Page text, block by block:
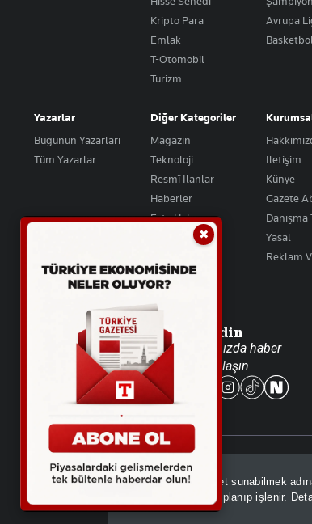
Sizlere daha iyi hizmet sunabilmek
GDPR kapsamında toplanıp işlenir.
Kripto Para
Emlak
T-Otomobil
Turizm
Avrupa
Basketbol
Yazarlar
Bugünün Yazarları
Tüm Yazarlar
Diğer Kategoriler
Magazin
Teknoloji
Resmî Ilanlar
Haberler
Foto Haber
Video Galeri
İletişim
Künye
Gazete
Danışma
Yasal
Reklam
Takip Edin
Favori mecralarınızda haber
akışımıza ulaşın
© 2026 İhlas Medya Grubu. Tüm Hakları Saklıdır
✖